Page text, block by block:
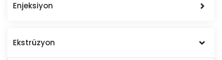
Enjeksiyon
Ekstrüzyon